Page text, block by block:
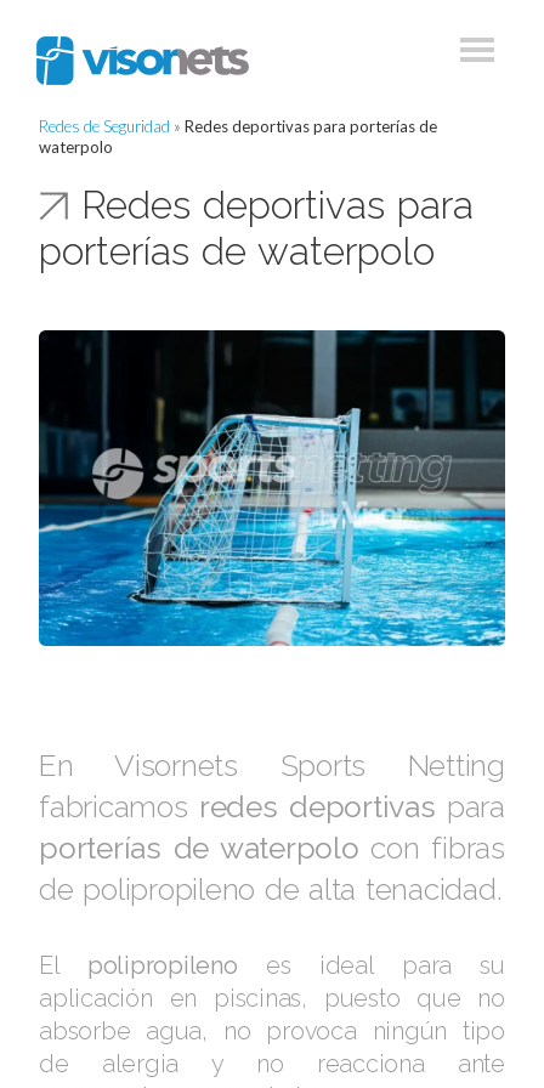
Redes de Seguridad » Redes deportivas para porterías de
waterpolo
Redes deportivas para
porterías de waterpolo
En Visornets Sports Netting
fabricamos redes deportivas para
porterías de waterpolo con fibras
de polipropileno de alta tenacidad.
El polipropileno es ideal para su
aplicación en piscinas, puesto que no
absorbe agua, no provoca ningún tipo
de alergia y no reacciona ante